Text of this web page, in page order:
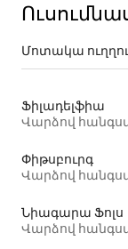
Մոտակա
Ֆիլադելֆիա
Վարձով
Փիթսբուրգ
Վարձով
Նիագարա Ֆոլս
Վարձով